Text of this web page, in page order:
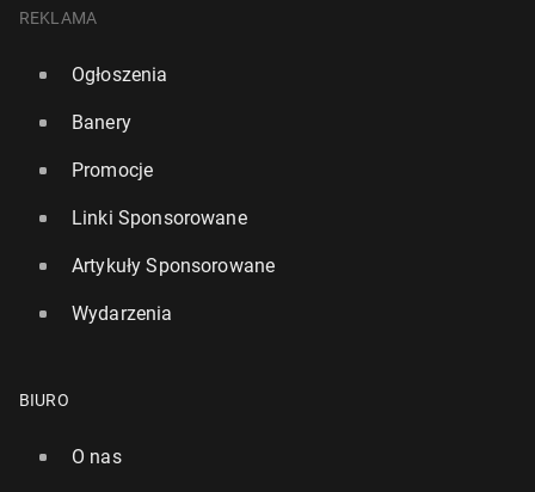
REKLAMA
Ogłoszenia
Banery
Promocje
Linki Sponsorowane
Artykuły Sponsorowane
Wydarzenia
BIURO
O nas